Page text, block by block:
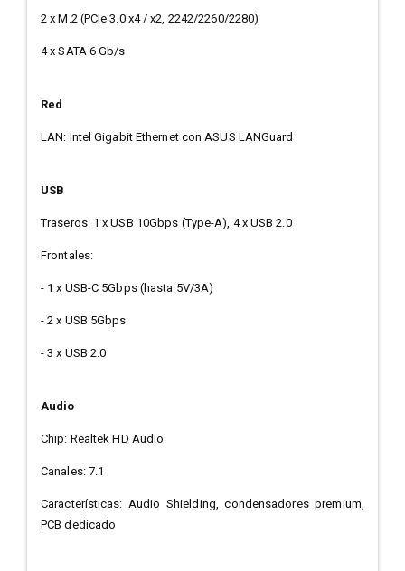
2 x M.2 (PCIe 3.0 x4 / x2, 2242/2260/2280)
4 x SATA 6 Gb/s
Red
LAN: Intel Gigabit Ethernet con ASUS LANGuard
USB
Traseros: 1 x USB 10Gbps (Type-A), 4 x USB 2.0
Frontales:
- 1 x USB-C 5Gbps (hasta 5V/3A)
- 2 x USB 5Gbps
- 3 x USB 2.0
Audio
Chip: Realtek HD Audio
Canales: 7.1
Características: Audio Shielding, condensadores premium,
PCB dedicado